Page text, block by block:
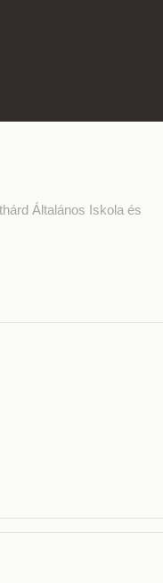
Általános Iskola és